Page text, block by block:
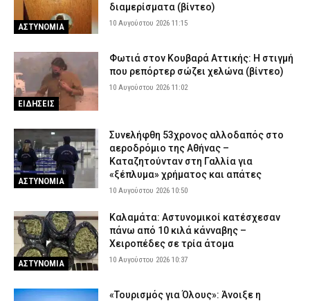
ΑΣΤΥΝΟΜΙΑ
διαμερίσματα (βίντεο)
10 Αυγούστου 2026 11:15
ΕΙΔΗΣΕΙΣ
Φωτιά στον Κουβαρά Αττικής: Η στιγμή
που ρεπόρτερ σώζει χελώνα (βίντεο)
10 Αυγούστου 2026 11:02
ΑΣΤΥΝΟΜΙΑ
Συνελήφθη 53χρονος αλλοδαπός στο
αεροδρόμιο της Αθήνας –
Καταζητούνταν στη Γαλλία για
«ξέπλυμα» χρήματος και απάτες
10 Αυγούστου 2026 10:50
ΑΣΤΥΝΟΜΙΑ
Καλαμάτα: Αστυνομικοί κατέσχεσαν
πάνω από 10 κιλά κάνναβης –
Χειροπέδες σε τρία άτομα
10 Αυγούστου 2026 10:37
«Τουρισμός για Όλους»: Άνοιξε η